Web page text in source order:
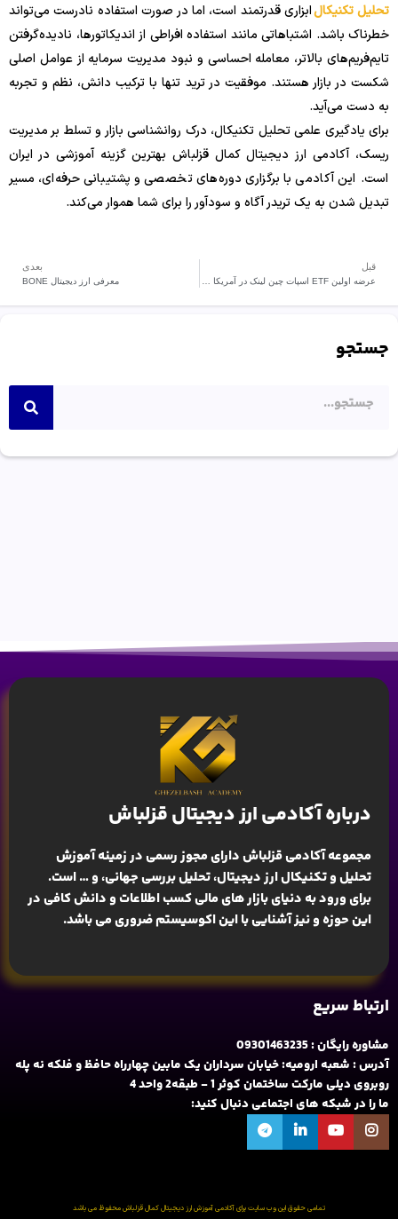
تحلیل تکنیکالابزاری قدرتمند است، اما در صورت استفاده نادرست می‌تواند
خطرناک باشد. اشتباهاتی مانند استفاده افراطی از اندیکاتورها، نادیده‌گرفتن
تایم‌فریم‌های بالاتر، معامله احساسی و نبود مدیریت سرمایه از عوامل اصلی
شکست در بازار هستند. موفقیت در ترید تنها با ترکیب دانش، نظم و تجربه
به دست می‌آید.
برای یادگیری علمی تحلیل تکنیکال، درک روانشناسی بازار و تسلط بر مدیریت
ریسک، آکادمی ارز دیجیتال کمال قزلباش بهترین گزینه آموزشی در ایران
است. این آکادمی با برگزاری دوره‌های تخصصی و پشتیبانی حرفه‌ای، مسیر
تبدیل شدن به یک تریدر آگاه و سودآور را برای شما هموار می‌کند.
قبل بعدی
معرفی ارز دیجیتال BONE
جستجو
درباره آکادمی ارز دیجیتال قزلباش
مجموعه آکادمی قزلباش دارای مجوز رسمی در زمینهآموزش
تحلیل و تکنیکال ارز دیجیتال، تحلیل بررسی جهانی، و … است.
برای ورود به دنیای بازار های مالی کسب اطلاعات و دانش کافی در
این حوزه و نیز آشنایی با این اکوسیستم ضروری می باشد.
ارتباط سریع
مشاوره رایگان : 09301463235
آدرس : شعبه ارومیه: خیابان سرداران یک مابین چهارراه حافظ و فلکه نه پله
روبروی دیلی مارکت ساختمان کوثر 1 - طبقه2 واحد 4
ما را در شبکه های اجتماعی دنبال کنید:
تمامی حقوق این وب سایت برای آکادمی آموزش ارز دیجیتال کمال قزلباش محفوظ می باشد